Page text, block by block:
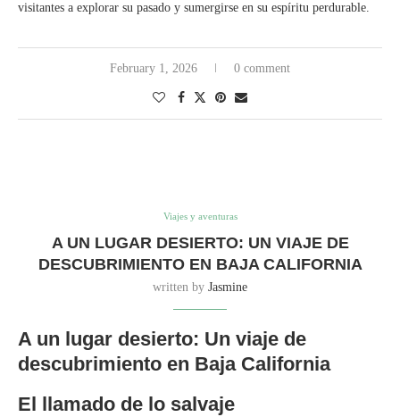
visitantes a explorar su pasado y sumergirse en su espíritu perdurable.
February 1, 2026 0 comment
Viajes y aventuras
A UN LUGAR DESIERTO: UN VIAJE DE
DESCUBRIMIENTO EN BAJA CALIFORNIA
written by Jasmine
A un lugar desierto: Un viaje de
descubrimiento en Baja California
El llamado de lo salvaje